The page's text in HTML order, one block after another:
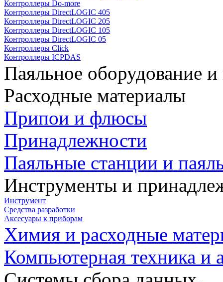
Контроллеры Do-more
Контроллеры DirectLOGIC 405
Контроллеры DirectLOGIC 205
Контроллеры DirectLOGIC 105
Контроллеры DirectLOGIC 05
Контроллеры Click
Контроллеры ICPDAS
Паяльное оборудование
Расходные материалы
Припои и флюсы
Принадлежности
Паяльные станции и
Инструменты и
Инструмент
Средства разработки
Аксесуары к приборам
Химия и расходные
Компьютерная техника и